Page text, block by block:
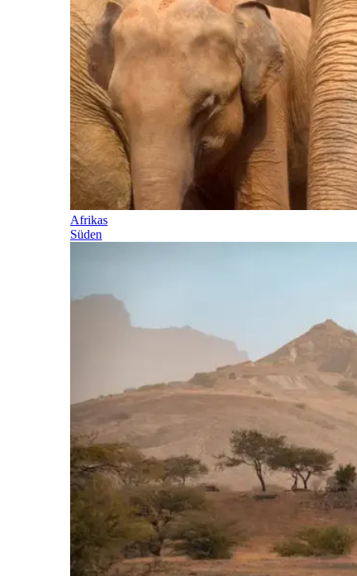
Afrikas
Süden